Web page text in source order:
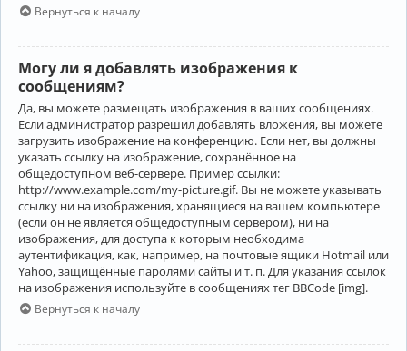
Вернуться к началу
Могу ли я добавлять изображения к
сообщениям?
Да, вы можете размещать изображения в ваших сообщениях.
Если администратор разрешил добавлять вложения, вы можете
загрузить изображение на конференцию. Если нет, вы должны
указать ссылку на изображение, сохранённое на
общедоступном веб-сервере. Пример ссылки:
http://www.example.com/my-picture.gif. Вы не можете указывать
ссылку ни на изображения, хранящиеся на вашем компьютере
(если он не является общедоступным сервером), ни на
изображения, для доступа к которым необходима
аутентификация, как, например, на почтовые ящики Hotmail или
Yahoo, защищённые паролями сайты и т. п. Для указания ссылок
на изображения используйте в сообщениях тег BBCode [img].
Вернуться к началу